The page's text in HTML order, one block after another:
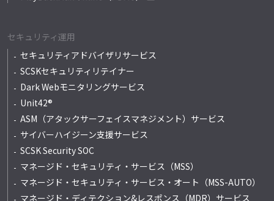
セキュリティ運用
セキュリティアドバイザリサービス
SCSKセキュリティリテイナー
Dark Webモニタリングサービス
Unit42®
ASM（アタックサーフェイスマネジメント）サービス
サイバーハイジーン支援サービス
SCSK Security SOC
マネージド・セキュリティ・サービス（MSS）
マネージド・セキュリティ・サービス・オート （MSS-AUTO）
マネージド・ディテクション&レスポンス （MDR）サービス